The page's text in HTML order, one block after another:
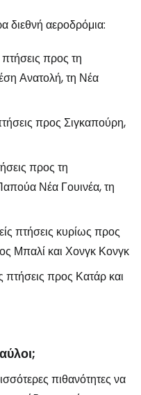
διεθνή αεροδρόμια:
προς τη
Ανατολή, τη Νέα
προς Σιγκαπούρη,
προς τη
Νέα Γουινέα, τη
πτήσεις κυρίως προς
Μπαλί και Χονγκ Κονγκ
πτήσεις προς Κατάρ και
πιθανότητες να